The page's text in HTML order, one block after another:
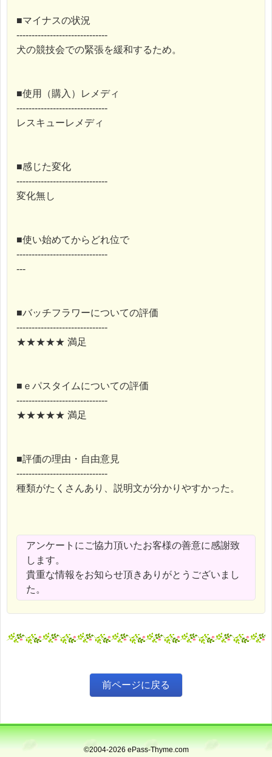
■マイナスの状況
------------------------------
犬の競技会での緊張を緩和するため。
■使用（購入）レメディ
------------------------------
レスキューレメディ
■感じた変化
------------------------------
変化無し
■使い始めてからどれ位で
------------------------------
---
■バッチフラワーについての評価
------------------------------
★★★★★ 満足
■ｅパスタイムについての評価
------------------------------
★★★★★ 満足
■評価の理由・自由意見
------------------------------
種類がたくさんあり、説明文が分かりやすかった。
アンケートにご協力頂いたお客様の善意に感謝致
します。
貴重な情報をお知らせ頂きありがとうございまし
た。
©2004-2026 ePass-Thyme.com